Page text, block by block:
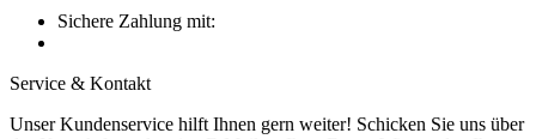
Sichere Zahlung mit:
Service & Kontakt
Unser Kundenservice hilft Ihnen gern weiter! Schicken Sie uns über